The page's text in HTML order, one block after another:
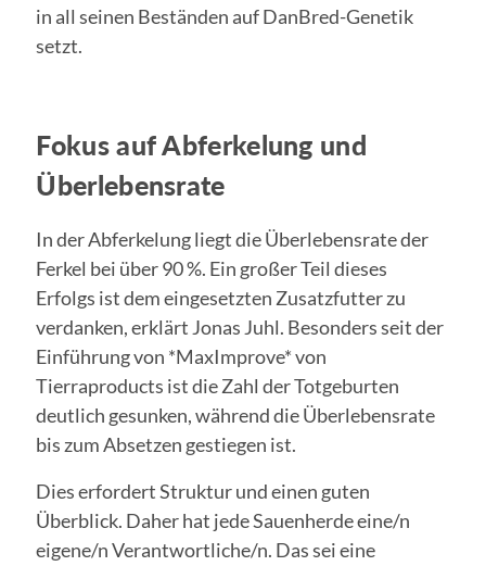
in all seinen Beständen auf DanBred-Genetik
setzt.
Fokus auf Abferkelung und
Überlebensrate
In der Abferkelung liegt die Überlebensrate der
Ferkel bei über 90 %. Ein großer Teil dieses
Erfolgs ist dem eingesetzten Zusatzfutter zu
verdanken, erklärt Jonas Juhl. Besonders seit der
Einführung von *MaxImprove* von
Tierraproducts ist die Zahl der Totgeburten
deutlich gesunken, während die Überlebensrate
bis zum Absetzen gestiegen ist.
Dies erfordert Struktur und einen guten
Überblick. Daher hat jede Sauenherde eine/n
eigene/n Verantwortliche/n. Das sei eine